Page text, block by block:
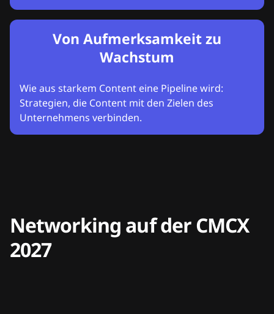
Von Aufmerksamkeit zu
Wachstum
Wie aus starkem Content eine Pipeline wird:
Strategien, die Content mit den Zielen des
Unternehmens verbinden.
Networking auf der CMCX
2027